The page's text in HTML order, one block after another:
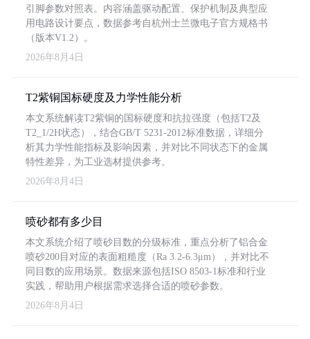
引脚参数对照表。内容涵盖驱动配置、保护机制及典型应
用电路设计要点，数据参考自杭州士兰微电子官方规格书
（版本V1.2）。
2026年8月4日
T2紫铜国标硬度及力学性能分析
本文系统解读T2紫铜的国标硬度和抗拉强度（包括T2及
T2_1/2H状态），结合GB/T 5231-2012标准数据，详细分
析其力学性能指标及影响因素，并对比不同状态下的金属
特性差异，为工业选材提供参考。
2026年8月4日
喷砂都有多少目
本文系统介绍了喷砂目数的分级标准，重点分析了铝合金
喷砂200目对应的表面粗糙度（Ra 3.2-6.3μm），并对比不
同目数的应用场景。数据来源包括ISO 8503-1标准和行业
实践，帮助用户根据需求选择合适的喷砂参数。
2026年8月4日